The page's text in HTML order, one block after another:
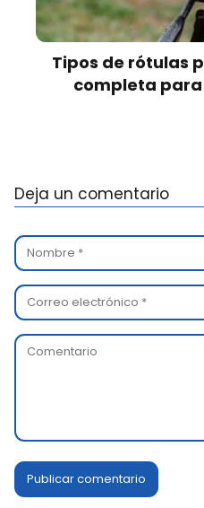
Tipos de rótulas
completa
Deja un comentario